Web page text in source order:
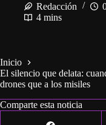
Redacción
4 mins
Inicio
El silencio que delata:
drones que a los misiles
Comparte esta noticia